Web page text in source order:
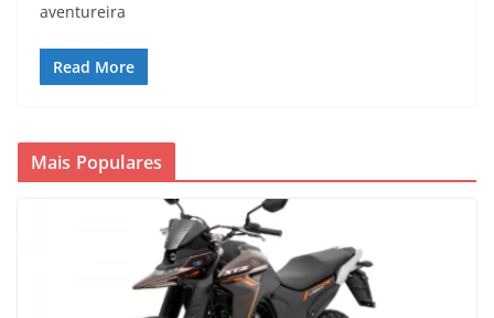
aventureira
Read More
Mais Populares